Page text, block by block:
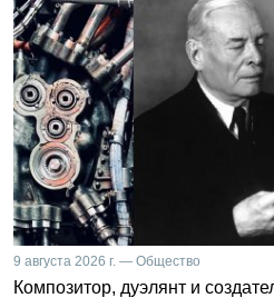
9 августа 2026 г. — Общество
Композитор, дуэлянт и